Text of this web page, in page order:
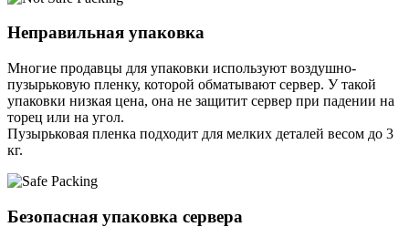
Неправильная упаковка
Многие продавцы для упаковки используют воздушно-
пузырьковую пленку, которой обматывают сервер. У такой
упаковки низкая цена, она не защитит сервер при падении на
торец или на угол.
Пузырьковая пленка подходит для мелких деталей весом до 3
кг.
Безопасная упаковка сервера